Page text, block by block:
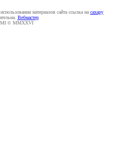
материалов сайта ссылка на caxapу
Вебмастер
© MMXXVI